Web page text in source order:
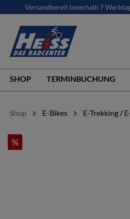
Zur Hauptnavigation
Versandbereit innerhalb 7
SHOP TERMINBUCHUNG
Shop E-Bikes E-Trekking /
%
Bildergalerie überspringen